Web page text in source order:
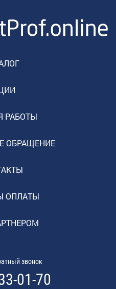
РАБОТЫ
ОБРАЩЕНИЕ
ОПЛАТЫ
звонок
01-70